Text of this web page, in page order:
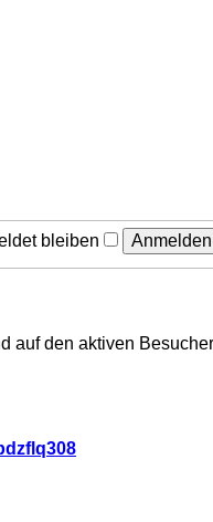
bleiben
auf den aktiven